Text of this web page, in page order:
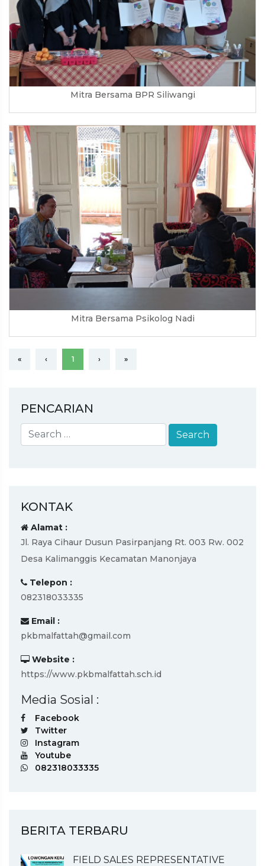
Mitra Bersama BPR Siliwangi
Mitra Bersama Psikolog Nadi
« ‹ 1 › »
PENCARIAN
KONTAK
Alamat :
Jl. Raya Cihaur Dusun Pasirpanjang Rt. 003 Rw. 002
Desa Kalimanggis Kecamatan Manonjaya
Telepon :
082318033335
Email :
pkbmalfattah@gmail.com
Website :
https://www.pkbmalfattah.sch.id
Media Sosial :
Facebook
Twitter
Instagram
Youtube
082318033335
BERITA TERBARU
FIELD SALES REPRESENTATIVE